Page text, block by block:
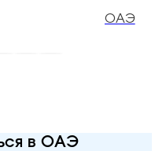
ОАЭ
в ОАЭ